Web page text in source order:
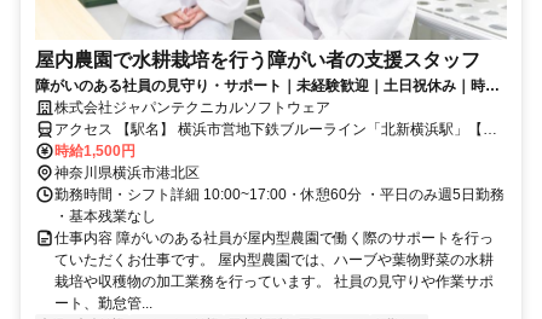
屋内農園で水耕栽培を行う障がい者の支援スタッフ
障がいのある社員の見守り・サポート｜未経験歓迎｜土日祝休み｜時給
1,500円
株式会社ジャパンテクニカルソフトウェア
アクセス 【駅名】 横浜市営地下鉄ブルーライン「北新横浜駅」【ア
クセス】 横浜市営地下鉄ブルーライン「北新横浜駅」より徒歩 3分
時給1,500円
神奈川県横浜市港北区
勤務時間・シフト詳細 10:00~17:00・休憩60分 ・平日のみ週5日勤務
・基本残業なし
仕事内容 障がいのある社員が屋内型農園で働く際のサポートを行っ
ていただくお仕事です。 屋内型農園では、ハーブや葉物野菜の水耕
栽培や収穫物の加工業務を行っています。 社員の見守りや作業サポ
ート、勤怠管...